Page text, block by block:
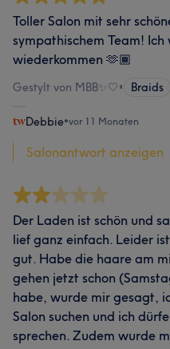
Toller Salon mit sehr
sympathischem Team!
wiederkommen 🫶🏾
Gestylt von MBB✨🤍• Braids
Debbie•vor 11 Monaten
Salonantwort anzeigen
Der Laden ist schön und
lief ganz einfach. Leider
gut. Habe die haare am
gehen jetzt schon
habe, wurde mir gesagt,
Salon suchen und ich
sprechen. Zudem wurde